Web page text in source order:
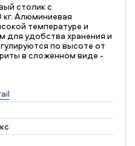
столик с
кг. Алюминиевая
температуре и
для удобства хранения и
по высоте от
в сложенном виде -